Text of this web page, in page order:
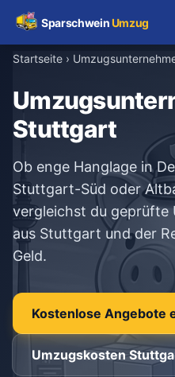
SparschweinUmzug
Umzugskosten
Kostenrechner
Ratgeber
Erfahrungen
Kostenlose Beratung
+49 1579 2639409
Startseite ›
Stuttgart
Ob enge Hanglage in
Stuttgart-Süd oder
vergleichst du geprüfte
aus Stuttgart und der
Geld.
Kostenlose Angebote
Umzugskosten